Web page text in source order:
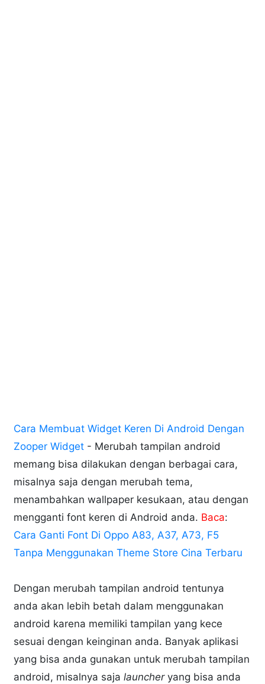
Cara Membuat Widget Keren Di Android Dengan
Zooper Widget - Merubah tampilan android
memang bisa dilakukan dengan berbagai cara,
misalnya saja dengan merubah tema,
menambahkan wallpaper kesukaan, atau dengan
mengganti font keren di Android anda. Baca:
Cara Ganti Font Di Oppo A83, A37, A73, F5
Tanpa Menggunakan Theme Store Cina Terbaru
Dengan merubah tampilan android tentunya
anda akan lebih betah dalam menggunakan
android karena memiliki tampilan yang kece
sesuai dengan keinginan anda. Banyak aplikasi
yang bisa anda gunakan untuk merubah tampilan
android, misalnya sajalauncheryang bisa anda